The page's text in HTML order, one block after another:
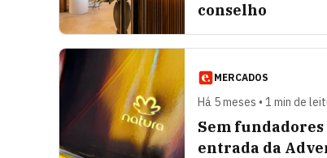
conselho
MERCADOS
Há 5 meses • 1 min de
Sem
entrada da